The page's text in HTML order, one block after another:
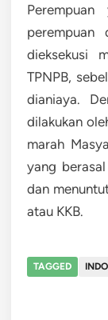
dieksekusi
TPNPB,
dianiaya.
dilakukan
marah
yang
dan
atau KKB.
TAGGED